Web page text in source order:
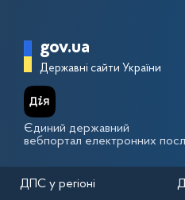
Головна
gov.ua
Державні сайти України
Єдиний державний
вебпортал електронних
ДПС у регіоні